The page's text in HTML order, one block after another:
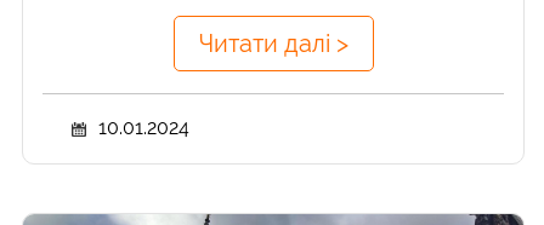
Читати далі >
10.01.2024